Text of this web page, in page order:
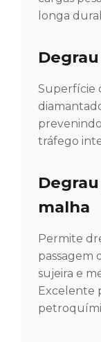
longa
Superfície
tráfego
malha
Permite
passagem
sujeira e
Excelente